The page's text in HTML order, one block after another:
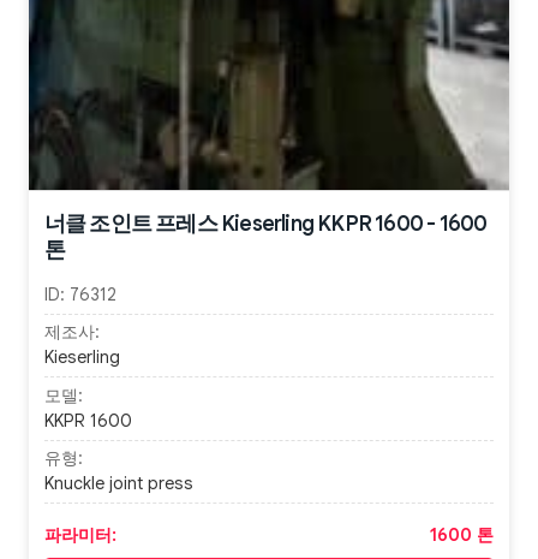
너클 조인트 프레스 Kieserling KKPR 1600 - 1600
톤
ID: 76312
제조사:
Kieserling
모델:
KKPR 1600
유형:
Knuckle joint press
파라미터: 1600 톤